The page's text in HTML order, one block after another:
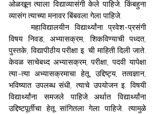
ओळखून त्याला विद्याव्यासंगी केले पाहिजे. किंबहुना
व्यासंग त्याच्या मनावर बिंबवला गेला पाहिजे.
महाविद्यालयीन विद्यार्थ्यांना प्रवेश-प्रसंगी
विषय निवड, अभ्यासक्रम, शिकविण्याची पध्दत,
पुस्तके, विद्यापीठीय परीक्षा इ. ची माहिती दिली जाते.
केवळ साचेबध्द अभ्यासक्रम, परीक्षा, पदवी यापेक्षा
त्या-त्या अभ्यासक्रमाचा हेतू, उद्दिष्ट्य, तत्वज्ञान,
भविष्यात उपलब्ध संधी, त्याचे उपयोजन इ. विषयी
विद्यार्थ्यांना समजले पाहिजे अर्थात विद्यार्थ्यांना
उद्दिष्टपूर्तीचा हेतू सांगितला गेला पाहिजे. त्यामुळे